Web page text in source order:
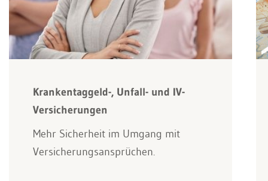
Krankentaggeld-, Unfall- und IV-
Versicherungen
Mehr Sicherheit im Umgang mit
Versicherungsansprüchen.